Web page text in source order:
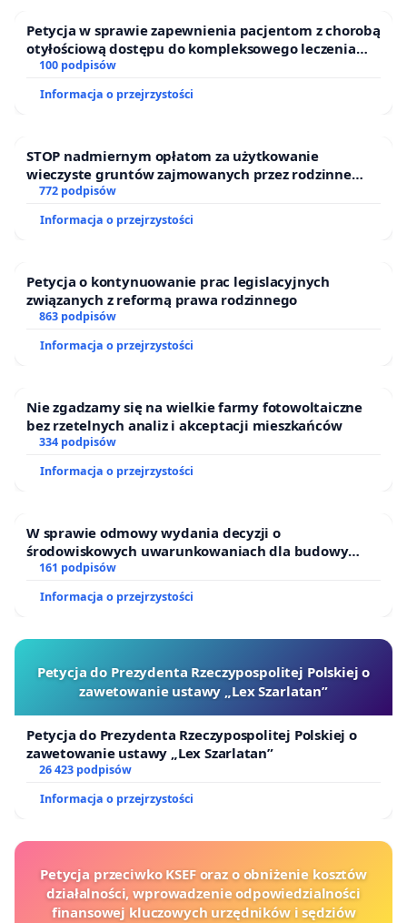
Petycja w sprawie zapewnienia pacjentom z chorobą
otyłościową dostępu do kompleksowego leczenia
oraz programów profilaktycznych.
100 podpisów
Informacja o przejrzystości
STOP nadmiernym opłatom za użytkowanie
wieczyste gruntów zajmowanych przez rodzinne
ogrody działkowe.
772 podpisów
Informacja o przejrzystości
Petycja o kontynuowanie prac legislacyjnych
związanych z reformą prawa rodzinnego
863 podpisów
Informacja o przejrzystości
Nie zgadzamy się na wielkie farmy fotowoltaiczne
bez rzetelnych analiz i akceptacji mieszkańców
334 podpisów
Informacja o przejrzystości
W sprawie odmowy wydania decyzji o
środowiskowych uwarunkowaniach dla budowy
zakładu wytwarzania biometanu „Krynki” w
Ostrowiu Południowym oraz ochrony mieszkańców i
Puszczy Knyszyńskiej
161 podpisów
Informacja o przejrzystości
Petycja do Prezydenta Rzeczypospolitej Polskiej o
zawetowanie ustawy „Lex Szarlatan”
Petycja do Prezydenta Rzeczypospolitej Polskiej o
zawetowanie ustawy „Lex Szarlatan”
26 423 podpisów
Informacja o przejrzystości
Petycja przeciwko KSEF oraz o obniżenie kosztów
działalności, wprowadzenie odpowiedzialności
finansowej kluczowych urzędników i sędziów